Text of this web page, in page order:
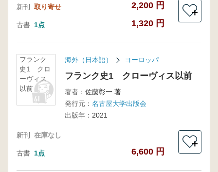
新刊 取り寄せ 2,200 円
古書 1点 1,320 円
＋
フランク
史1 クロ
ーヴィス
以前
海外（日本語） ヨーロッパ
フランク史1 クローヴィス以前
著者： 佐藤彰一 著
発行元： 名古屋大学出版会
出版年： 2021
新刊 在庫なし
古書 1点 6,600 円
＋